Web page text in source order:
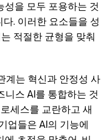
성을 모두 포용하는 것
. 이러한 요소들을 성
적절한 균형을 맞춰
계는 혁신과 안정성 사
니스 AI를 통합하는 것
세스를 교란하고 새
업들은 AI의 기능에